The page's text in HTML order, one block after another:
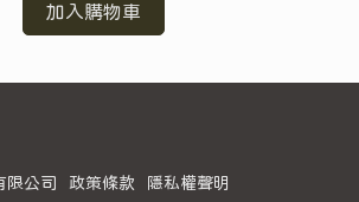
加入購物車
限公司 政策條款 隱私權聲明